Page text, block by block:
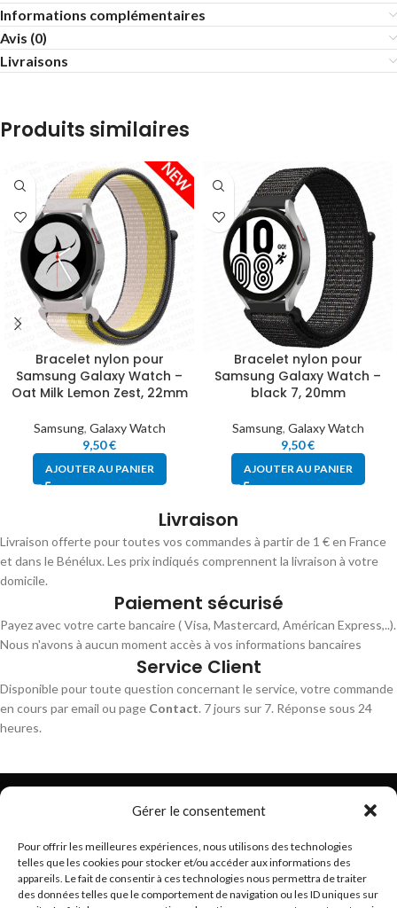
Gérer le consentement
Pour offrir les meilleures expériences, nous utilisons des technologies
telles que les cookies pour stocker et/ou accéder aux informations des
appareils. Le fait de consentir à ces technologies nous permettra de traiter
des données telles que le comportement de navigation ou les ID uniques sur
Informations complémentaires
Avis (0)
Livraisons
Produits similaires
Bracelet nylon pour
Samsung Galaxy Watch –
Oat Milk Lemon Zest, 22mm
Samsung, Galaxy Watch
9,50€
AJOUTER AU PANIER
Bracelet nylon pour
Samsung Galaxy Watch –
black 7, 20mm
Samsung, Galaxy Watch
9,50€
AJOUTER AU PANIER
Livraison
Livraison offerte pour toutes vos commandes à partir de 1 € en France
et dans le Bénélux. Les prix indiqués comprennent la livraison à votre
domicile.
Paiement sécurisé
Payez avec votre carte bancaire ( Visa, Mastercard, Américan Express,..).
Nous n'avons à aucun moment accès à vos informations bancaires
Service Client
Disponible pour toute question concernant le service, votre commande
en cours par email ou page Contact. 7 jours sur 7. Réponse sous 24
heures.
Trouvez les meilleurs bracelets de montres connectés
hello@braceletsmartwatch.com